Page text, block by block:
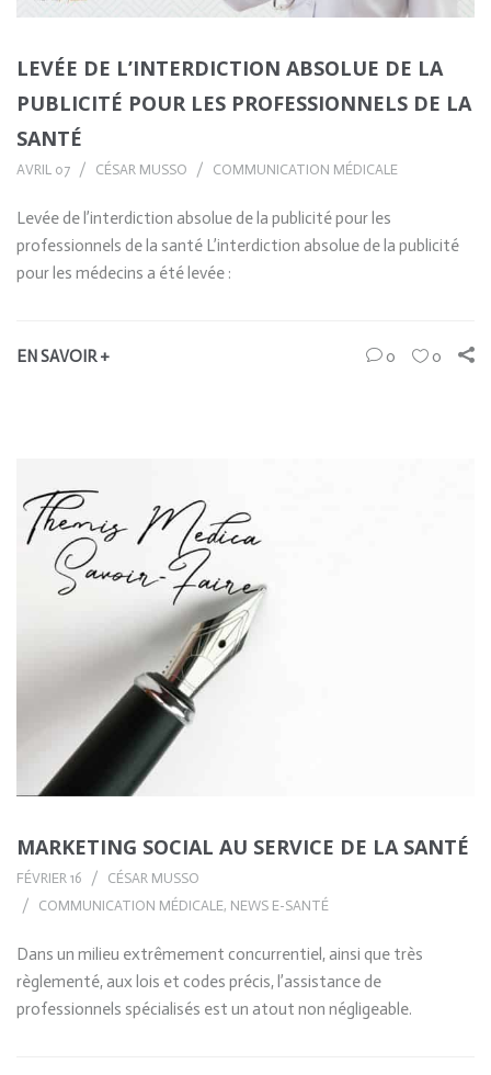
LEVÉE DE L’INTERDICTION ABSOLUE DE LA
PUBLICITÉ POUR LES PROFESSIONNELS DE LA
SANTÉ
AVRIL 07 CÉSAR MUSSO COMMUNICATION MÉDICALE
Levée de l’interdiction absolue de la publicité pour les
professionnels de la santé L’interdiction absolue de la publicité
pour les médecins a été levée :
EN SAVOIR + 0 0
MARKETING SOCIAL AU SERVICE DE LA SANTÉ
FÉVRIER 16
CÉSAR MUSSO
COMMUNICATION MÉDICALE, NEWS E-SANTÉ
Dans un milieu extrêmement concurrentiel, ainsi que très
règlementé, aux lois et codes précis, l’assistance de
professionnels spécialisés est un atout non négligeable.